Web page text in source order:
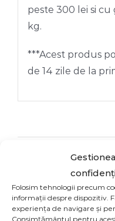
Folosim tehnologii precum
informații despre dispozitiv.
experiența de navigare și
Consimțământul pentru
peste 300 lei si
kg.
***Acest produs
de 14 zile de la
Share On
Facebook
Pin This